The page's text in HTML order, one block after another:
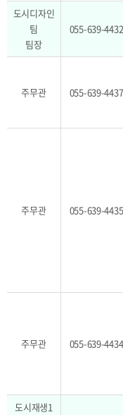
도시디자인
팀
팀장
055-639-4432
주무관 055-639-4437
주무관 055-639-4435
주무관 055-639-4434
도시재생1